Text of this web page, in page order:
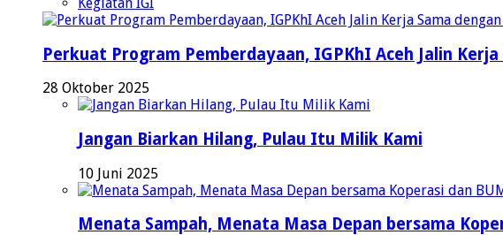
Perkuat Program Pemberdayaan, IGPKhI Aceh Jalin
28 Oktober 2025
Jangan Biarkan Hilang, Pulau Itu Milik Kami
10 Juni 2025
Menata Sampah, Menata Masa Depan bersama